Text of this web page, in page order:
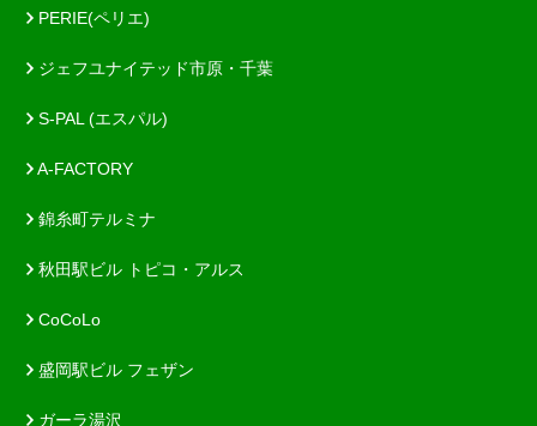
PERIE(ペリエ)
ジェフユナイテッド市原・千葉
S-PAL (エスパル)
A-FACTORY
錦糸町テルミナ
秋田駅ビル トピコ・アルス
CoCoLo
盛岡駅ビル フェザン
ガーラ湯沢